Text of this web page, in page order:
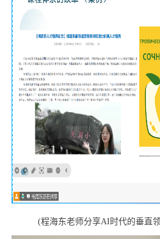
(程海东老师分享AI 时代的垂直